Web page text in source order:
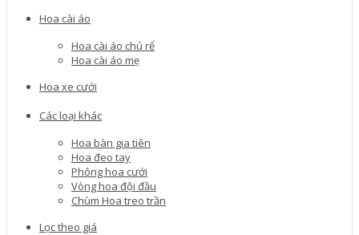
Hoa cài áo
Hoa cài áo chú rể
Hoa cài áo mẹ
Hoa xe cưới
Các loại khác
Hoa bàn gia tiên
Hoa đeo tay
Phông hoa cưới
Vòng hoa đội đầu
Chùm Hoa treo trần
Lọc theo giá